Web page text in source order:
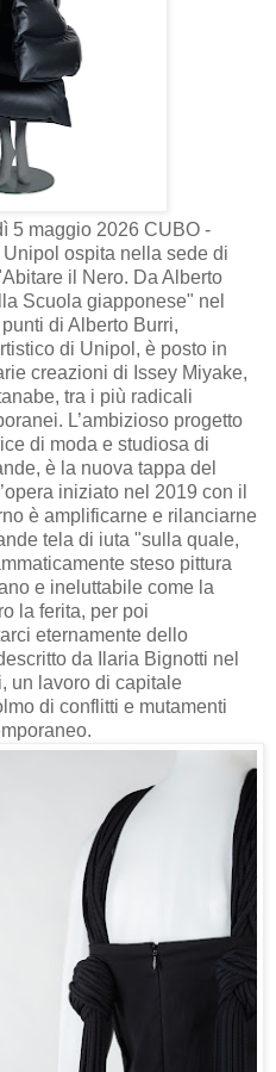
5 maggio 2026 CUBO -
Unipol ospita nella sede di
il Nero. Da Alberto
Scuola giapponese" nel
di Alberto Burri,
di Unipol, è posto in
creazioni di Issey Miyake,
tra i più radicali
L’ambizioso progetto
di moda e studiosa di
è la nuova tappa del
iniziato nel 2019 con il
è amplificarne e rilanciarne
tela di iuta "sulla quale,
steso pittura
e ineluttabile come la
la ferita, per poi
eternamente dello
da Ilaria Bignotti nel
un lavoro di capitale
di conflitti e mutamenti